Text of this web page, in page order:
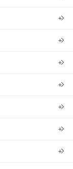
＋
＋
＋
＋
＋
＋
＋